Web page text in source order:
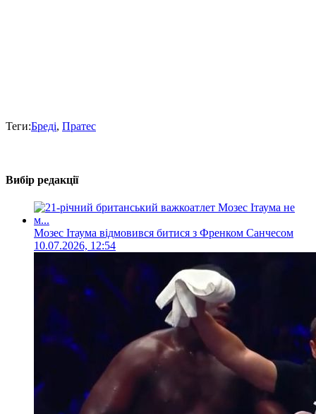
Теги:Бреді, Пратес
Вибір редакції
Мозес Ітаума відмовився битися з Френком Санчесом
10.07.2026, 12:54